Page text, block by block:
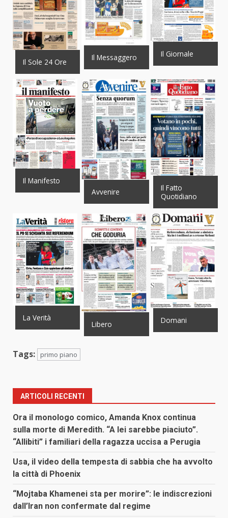
Il Sole 24 Ore Il Messaggero Il Giornale
Il Manifesto
Avvenire
Il Fatto
Quotidiano
La Verità
Libero Domani
Tags: primo piano
ARTICOLI RECENTI
Ora il monologo comico, Amanda Knox continua
sulla morte di Meredith. “A lei sarebbe piaciuto”.
“Allibiti” i familiari della ragazza uccisa a Perugia
Usa, il video della tempesta di sabbia che ha avvolto
la città di Phoenix
“Mojtaba Khamenei sta per morire”: le indiscrezioni
dall’Iran non confermate dal regime